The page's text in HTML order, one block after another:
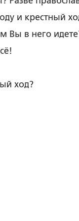
и крестный
Вы в него
ход?